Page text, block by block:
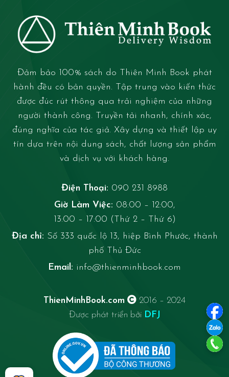
Đảm bảo 100% sách do Thiên Minh Book phát
hành đều có bản quyền. Tập trung vào kiến thức
được đúc rút thông qua trải nghiệm của những
người thành công. Truyền tải nhanh, chính xác,
đúng nghĩa của tác giả. Xây dựng và thiết lập uy
tín dựa trên nội dung sách, chất lượng sản phẩm
và dịch vụ với khách hàng.
Điện Thoại: 090 231 8988
Giờ Làm Việc: 08:00 – 12:00,
13:00 – 17:00 (Thứ 2 – Thứ 6)
Địa chỉ: Số 333 quốc lộ 13, hiệp Bình Phước, thành
phố Thủ Đức
Email: info@thienminhbook.com
ThienMinhBook.com
2016 – 2024
Được phát triển bởi DFJ